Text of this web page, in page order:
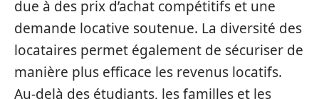
due à des prix d’achat compétitifs et une
demande locative soutenue. La diversité des
locataires permet également de sécuriser de
manière plus efficace les revenus locatifs.
Au-delà des étudiants, les familles et les